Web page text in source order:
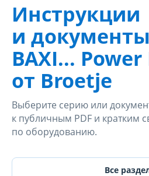
Инструкции
и документы
BAXI... Power
от Broetje
Выберите серию или
к публичным PDF и кратким
по оборудованию.
Все